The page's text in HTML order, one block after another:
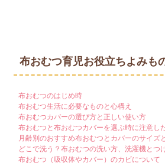
布おむつ育児お役立ちよみも
布おむつのはじめ時
布おむつ生活に必要なものと心構え
布おむつカバーの選び方と正しい使い方
布おむつと布おむつカバーを選ぶ時に注意し
月齢別のおすすめ布おむつとカバーのサイズ
どこで洗う？布おむつの洗い方、洗濯機とつ
布おむつ（吸収体やカバー）のカビについて